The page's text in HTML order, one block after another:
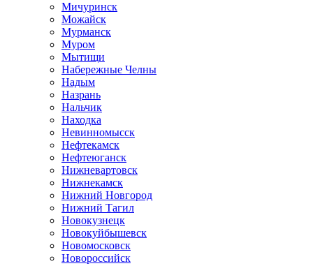
Мичуринск
Можайск
Мурманск
Муром
Мытищи
Набережные Челны
Надым
Назрань
Нальчик
Находка
Невинномысск
Нефтекамск
Нефтеюганск
Нижневартовск
Нижнекамск
Нижний Новгород
Нижний Тагил
Новокузнецк
Новокуйбышевск
Новомосковск
Новороссийск